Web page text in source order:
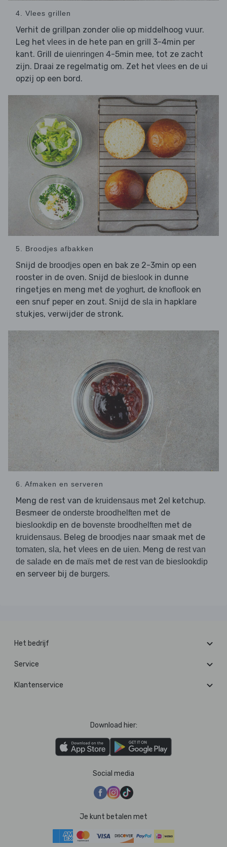
4. Vlees grillen
Verhit de grillpan zonder olie op middelhoog vuur.
Leg het vlees in de hete pan en grill 3-4min per
kant. Grill de uienringen 4-5min mee, tot ze zacht
zijn. Draai ze regelmatig om. Zet het vlees en de ui
opzij op een bord.
5. Broodjes afbakken
Snijd de broodjes open en bak ze 2-3min op een
rooster in de oven. Snijd de bieslook in dunne
ringetjes en meng met de yoghurt, de knoflook en
een snuf peper en zout. Snijd de sla in hapklare
stukjes, verwijder de stronk.
6. Afmaken en serveren
Meng de rest van de kruidensaus met 2el ketchup.
Besmeer de onderste broodhelften met de
bieslookdip en de bovenste broodhelften met de
kruidensaus. Beleg de broodjes naar smaak met de
tomaten, sla, het vlees en de uien. Meng de rest van
de salade en de maïs met de rest van de bieslookdip
en serveer bij de burgers.
Het bedrijf
Service
Klantenservice
Download hier:
Social media
Je kunt betalen met